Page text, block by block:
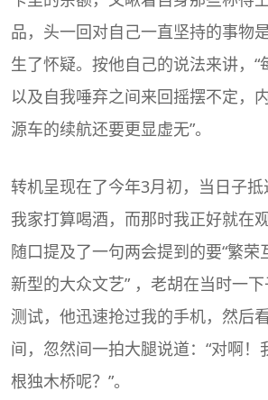
品，头一回对自己一直坚持的事物
生了怀疑。按他自己的说法来讲，“
以及自我唾弃之间来回摇摆不定，
源车的续航还要更显虚无”。
转机呈现在了今年3月初，当日子
我家打算喝酒，而那时我正好就在
随口提及了一句两会提到的要“繁荣
新型的大众文艺” ，老胡在当时一
测试，他迅速抢过我的手机，然后
间，忽然间一拍大腿说道：“对啊！
根独木桥呢？”。